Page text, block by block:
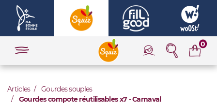
0
Articles
Gourdes souples
Gourdes compote réutilisables x7 - Carnaval